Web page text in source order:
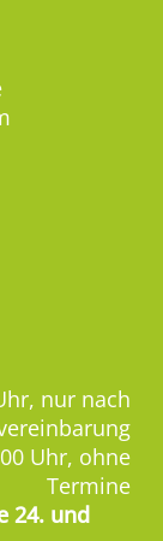
nur nach
Uhr, ohne
Termine
24. und